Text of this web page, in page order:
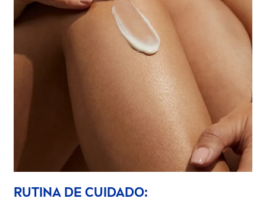
RUTINA DE CUIDADO: